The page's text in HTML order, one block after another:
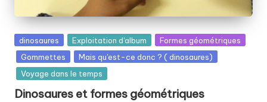
Posted
in
dinosaures Exploitation d'album
Formes géométriques
Gommettes
Mais qu'est-ce donc ? ( dinosaures)
Voyage dans le temps
Dinosaures et formes géométriques